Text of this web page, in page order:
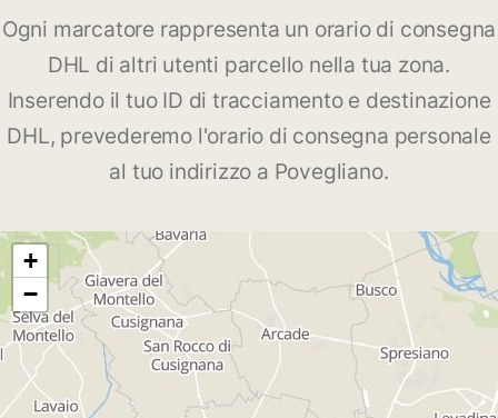
Ogni marcatore rappresenta un orario di consegna
DHL di altri utenti parcello nella tua zona.
Inserendo il tuo ID di tracciamento e destinazione
DHL, prevederemo l'orario di consegna personale
al tuo indirizzo a Povegliano.
+
−